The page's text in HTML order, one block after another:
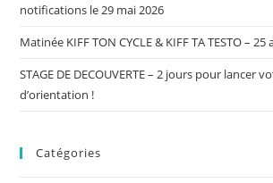
notifications le 29 mai 2026
Matinée KIFF TON CYCLE & KIFF TA TESTO – 25
STAGE DE DECOUVERTE – 2 jours pour lancer
d’orientation !
Catégories